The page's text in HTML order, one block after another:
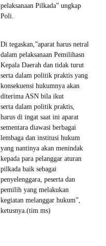
pelaksanaan Pilkada” ungkap
Poli.
Di tegaskan,”aparat harus netral
dalam pelaksanaan Pemilihasn
Kepala Daerah dan tidak turut
serta dalam politik praktis yang
konsekuensi hukumnya akan
diterima ASN bila ikut
serta dalam politik praktis,
harus di ingat saat ini aparat
sementara diawasi berbagai
lembaga dan institusi hukum
yang nantinya akan menindak
kepada para pelanggar aturan
pilkada baik sebagai
penyelenggara, peserta dan
pemilih yang melakukan
kegiatan melanggar hukum”,
ketusnya.(tim ms)